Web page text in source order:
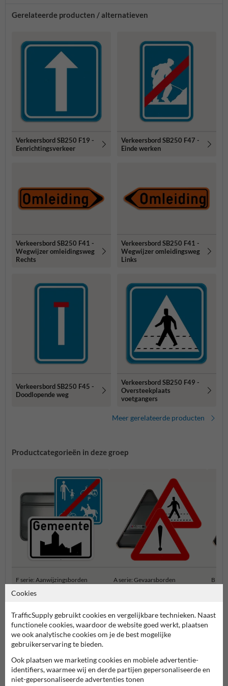
Gerelateerde producten / alternatieven
Verkeersbord SB250 F19 -
Eenrichtingsverkeer
Verkeersbord SB250 F47 -
Einde werken
Verkeersbord SB250 F41 -
Wegwijzer omleidingsweg
Rechts
Verkeersbord SB250 F41 -
Wegwijzer omleidingsweg
Links
Verkeersbord SB250 F45 -
Doodlopende weg
Verkeersbord SB250 F49 -
Oversteekplaats
voetgangers
Meer gerelateerde producten
Productcategorieën in deze groep
F serie: Aanwijzingsborden A serie: Gevaarsborden B
Belgische Verkeersborden
Cookies
TrafficSupply gebruikt cookies en vergelijkbare technieken. Naast
functionele cookies, waardoor de website goed werkt, plaatsen
we ook analytische cookies om je de best mogelijke
gebruikerservaring te bieden.
Ook plaatsen we marketing cookies en mobiele advertentie-
identifiers, waarmee wij en derde partijen gepersonaliseerde en
niet-gepersonaliseerde advertenties tonen